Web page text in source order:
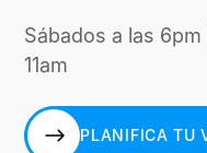
Sábados a las
11am
PLANIFICA TU